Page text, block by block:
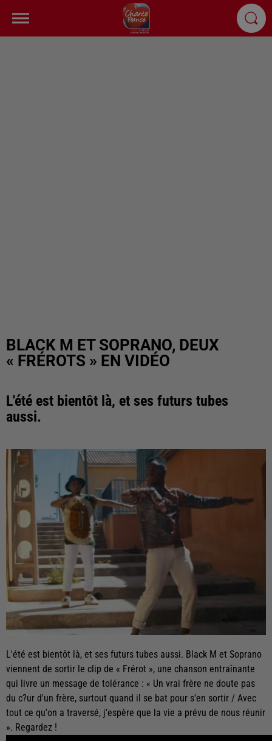
BLACK M ET SOPRANO, DEUX
« FRÉROTS » EN VIDÉO
L'été est bientôt là, et ses futurs tubes
aussi.
L'été est bientôt là, et ses futurs tubes aussi. Black M et Soprano
viennent de sortir le clip de « Frérot », une chanson entraînante
qui livre un message de tolérance : « Un vrai frère ne doute pas
du c?ur d'un frère, surtout quand il se bat pour s'en sortir / Avec
tout ce qu'on a traversé, j'espère que la vie a prévu de nous réunir
». Regardez !